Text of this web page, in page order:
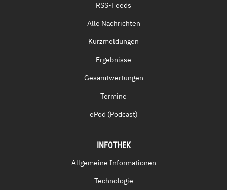
RSS-Feeds
Alle Nachrichten
Kurzmeldungen
Ergebnisse
Gesamtwertungen
Termine
ePod (Podcast)
INFOTHEK
Allgemeine Informationen
Technologie